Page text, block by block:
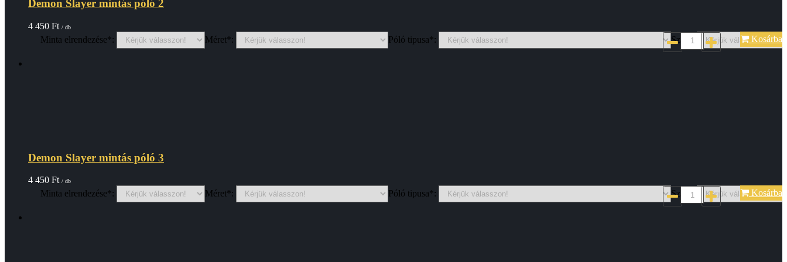
Demon Slayer mintás póló 2
4 450 Ft / db
Szin*:
Póló tipusa*:
Méret*:
Minta elrendezése*: Kosárba
Demon Slayer mintás póló 3
4 450 Ft / db
Szin*:
Póló tipusa*:
Méret*:
Minta elrendezése*: Kosárba